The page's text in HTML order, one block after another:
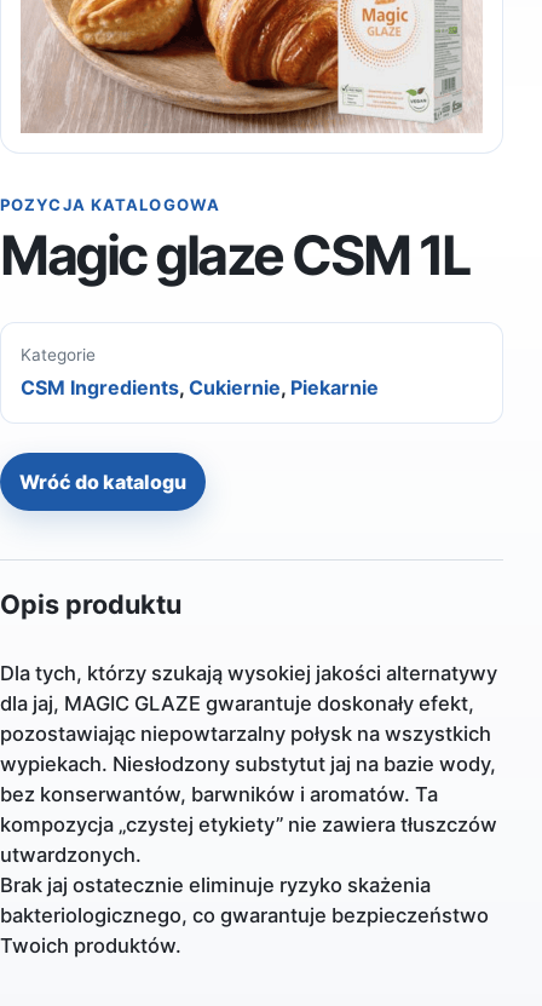
POZYCJA KATALOGOWA
Magic glaze CSM 1L
Kategorie
CSM Ingredients, Cukiernie, Piekarnie
Wróć do katalogu
Opis produktu
Dla tych, którzy szukają wysokiej jakości alternatywy
dla jaj, MAGIC GLAZE gwarantuje doskonały efekt,
pozostawiając niepowtarzalny połysk na wszystkich
wypiekach. Niesłodzony substytut jaj na bazie wody,
bez konserwantów, barwników i aromatów. Ta
kompozycja „czystej etykiety” nie zawiera tłuszczów
utwardzonych.
Brak jaj ostatecznie eliminuje ryzyko skażenia
bakteriologicznego, co gwarantuje bezpieczeństwo
Twoich produktów.